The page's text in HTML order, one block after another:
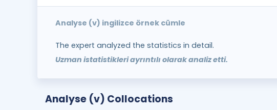
Analyse (v) ingilizce örnek cümle
The expert analyzed the statistics in detail.
Uzman istatistikleri ayrıntılı olarak analiz etti.
Analyse (v) Collocations